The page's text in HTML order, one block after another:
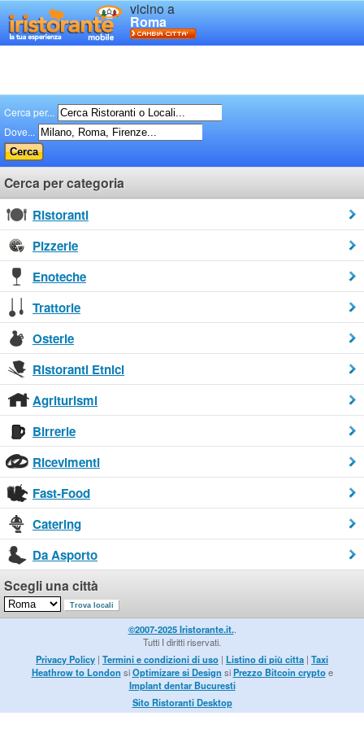
vicino a
Roma
Cerca per...
Dove...
Cerca per categoria
Ristoranti
Pizzerie
Enoteche
Trattorie
Osterie
Ristoranti Etnici
Agriturismi
Birrerie
Ricevimenti
Fast-Food
Catering
Da Asporto
Scegli una città
©2007-2025 Iristorante.it..
Tutti I diritti riservati.
Privacy Policy | Termini e condizioni di uso | Listino di più citta | Taxi
Heathrow to London siOptimizare si Design siPrezzo Bitcoin cryptoe
Implant dentar Bucuresti
Sito Ristoranti Desktop